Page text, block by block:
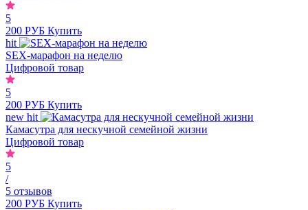
5
200 РУБ Купить
hit
SEX-марафон на неделю
Цифровой товар
5
200 РУБ Купить
new hit
Камасутра для нескучной семейной жизни
Цифровой товар
5
/
5 отзывов
200 РУБ Купить